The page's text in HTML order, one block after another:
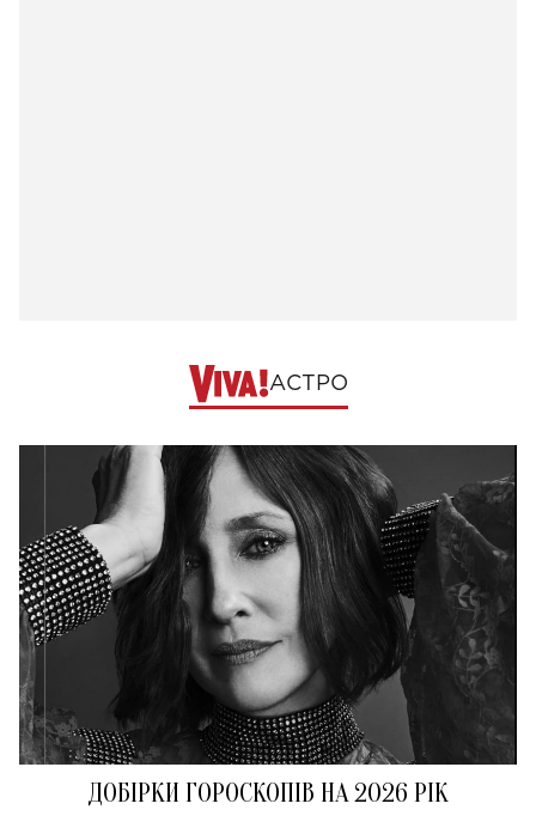
АСТРО
ДОБІРКИ ГОРОСКОПІВ НА 2026 РІК